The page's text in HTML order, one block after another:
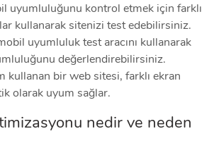
uyumluluğunu kontrol etmek için farklı
kullanarak sitenizi test edebilirsiniz.
uyumluluk test aracını kullanarak
değerlendirebilirsiniz.
kullanan bir web sitesi, farklı ekran
olarak uyum sağlar.
nedir ve neden